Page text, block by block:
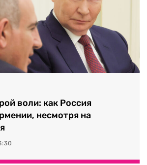
воли: как Россия
несмотря на